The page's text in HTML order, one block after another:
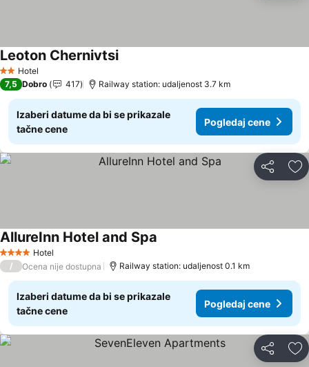
2 Zvezdice
Hotel
Leoton Chernivtsi
7,5 Dobro 417 Railway station: udaljenost 3.7 km
Izaberi datume da bi se prikazale
tačne cene
Pogledaj cene
Deli
4 ZvezdiceHotel
AllureInn Hotel and Spa
/ Ocena nije dostupna Railway station: udaljenost 0.1 km
Izaberi datume da bi se prikazale
tačne cene
Pogledaj cene
Deli